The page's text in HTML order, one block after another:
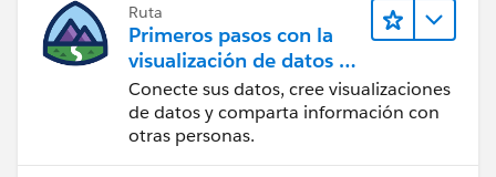
Ruta
Primeros pasos con la
visualización de datos en
Tableau Desktop
Conecte sus datos, cree visualizaciones
de datos y comparta información con
otras personas.